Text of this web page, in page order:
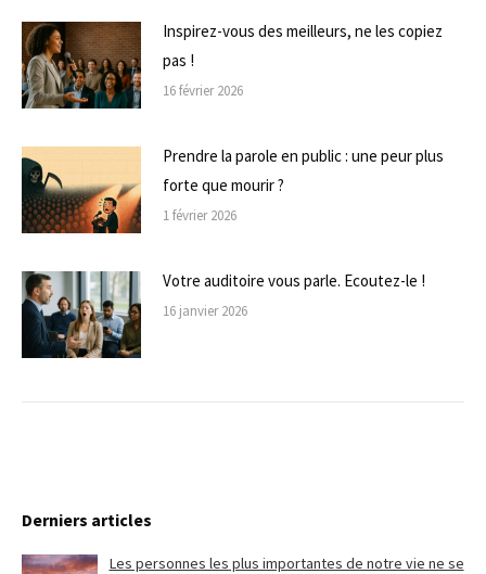
Inspirez-vous des meilleurs, ne les copiez
pas !
16 février 2026
Prendre la parole en public : une peur plus
forte que mourir ?
1 février 2026
Votre auditoire vous parle. Ecoutez-le !
16 janvier 2026
Derniers articles
Les personnes les plus importantes de notre vie ne se